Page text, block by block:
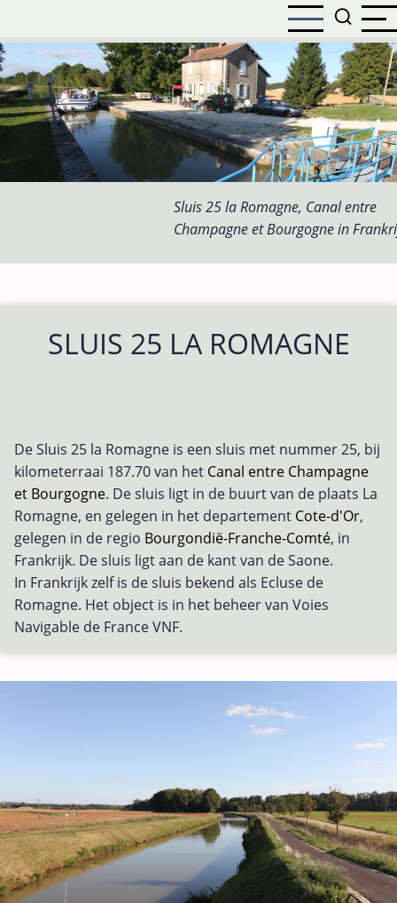
naar
de
inhoud
gaan
Sluis 25 la Romagne, Canal entre
Champagne et Bourgogne in
SLUIS 25 LA ROMAGNE
De Sluis 25 la Romagne is een sluis met nummer 25, bij
kilometerraai 187.70 van het Canal entre Champagne
et Bourgogne. De sluis ligt in de buurt van de plaats La
Romagne, en gelegen in het departement Cote-d'Or,
gelegen in de regio Bourgondië-Franche-Comté, in
Frankrijk. De sluis ligt aan de kant van de Saone.
In Frankrijk zelf is de sluis bekend als Ecluse de
Romagne. Het object is in het beheer van Voies
Navigable de France VNF.